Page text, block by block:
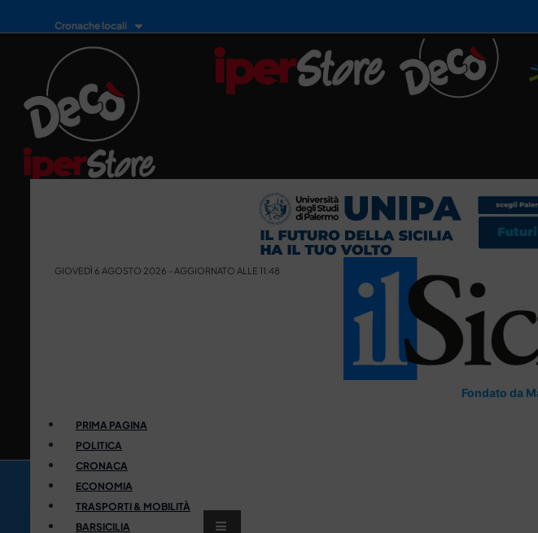
Cronache locali
GIOVEDÌ 6 AGOSTO 2026 - AGGIORNATO ALLE 11:48
Fondato da
PRIMA PAGINA
POLITICA
CRONACA
ECONOMIA
TRASPORTI & MOBILITÀ
BARSICILIA